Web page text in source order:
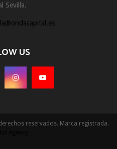
Sevilla.
US
reservados. Marca registrada.